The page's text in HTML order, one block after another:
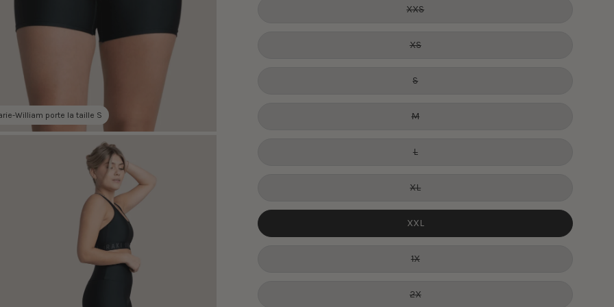
William porte la taille S
XXS
XS
S
M
L
XL
XXL
1X
2X